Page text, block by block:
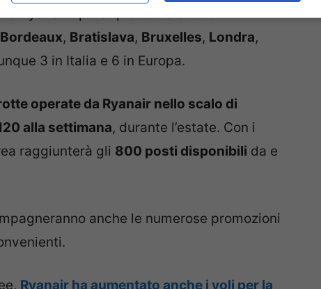
Ryanair aprirà questa estate con
Bordeaux, Bratislava, Bruxelles, Londra,
3 in Italia e 6 in Europa.
operate da Ryanair nello scalo di
alla settimana, durante l’estate. Con i
raggiunterà gli 800 posti disponibili da e
anche le numerose promozioni
Ryanair ha aumentato anche i voli per la